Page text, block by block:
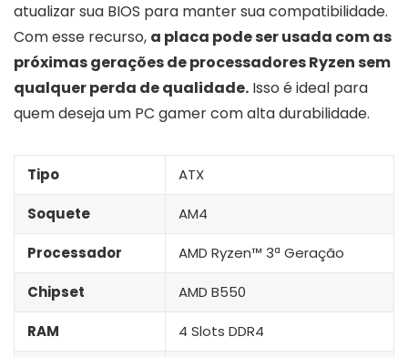
atualizar sua BIOS para manter sua compatibilidade.
Com esse recurso, a placa pode ser usada com as
próximas gerações de processadores Ryzen sem
qualquer perda de qualidade. Isso é ideal para
quem deseja um PC gamer com alta durabilidade.
Tipo ATX
Soquete AM4
Processador AMD Ryzen™ 3ª Geração
Chipset AMD B550
RAM 4 Slots DDR4